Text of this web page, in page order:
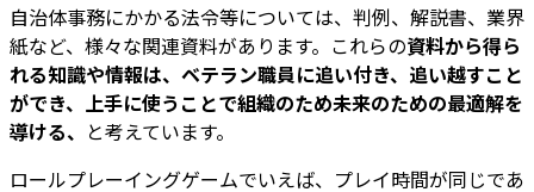
自治体事務にかかる法令等については、判例、解説書、業界
紙など、様々な関連資料があります。これらの資料から得ら
れる知識や情報は、ベテラン職員に追い付き、追い越すこと
ができ、上手に使うことで組織のため未来のための最適解を
導ける、 と考えています。
ロールプレーイングゲームでいえば、プレイ時間が同じであ